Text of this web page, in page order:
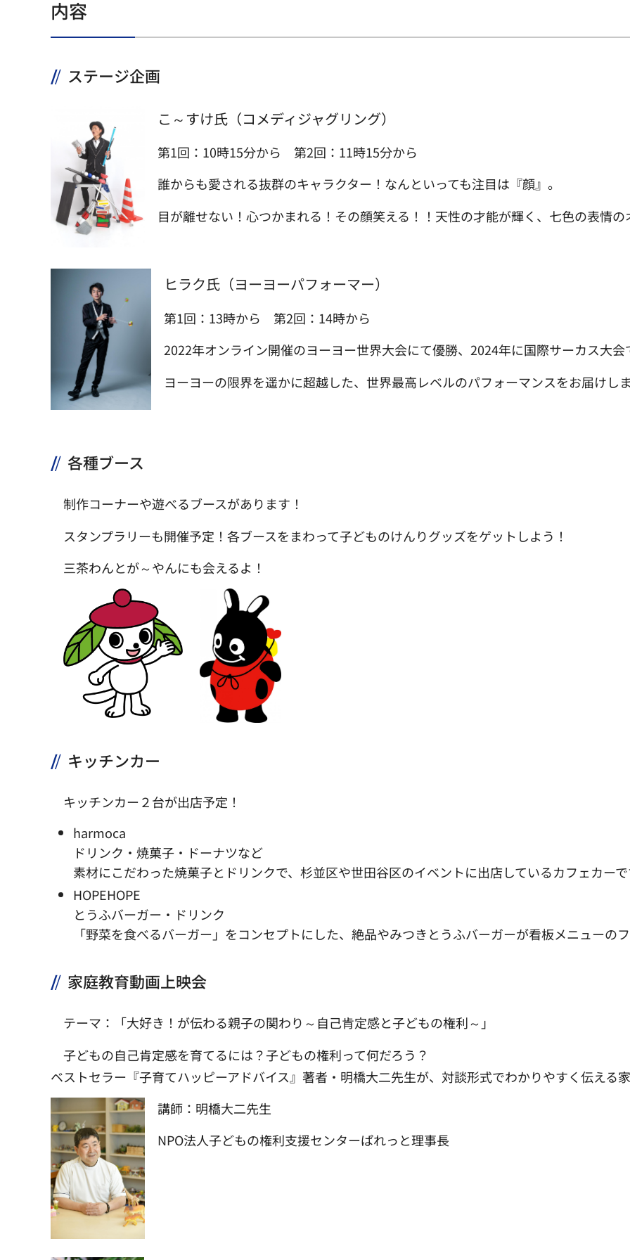
内容
ステージ企画
こ～すけ氏（コメディジャグリング）
第1回：10時15分から 第2回：11時15分から
誰からも愛される抜群のキャラクター！なんといっても注目は『顔』。
目が離せない！心つかまれる！その顔笑える！！天性の才能が輝く、七色の表情の
ヒラク氏（ヨーヨーパフォーマー）
第1回：13時から 第2回：14時から
2022年オンライン開催のヨーヨー世界大会にて優勝、2024年に国際サーカス大会
ヨーヨーの限界を遥かに超越した、世界最高レベルのパフォーマンスをお届けしま
各種ブース
制作コーナーや遊べるブースがあります！
スタンプラリーも開催予定！各ブースをまわって子どものけんりグッズをゲットしよう！
三茶わんとが～やんにも会えるよ！
キッチンカー
キッチンカー２台が出店予定！
harmoca
ドリンク・焼菓子・ドーナツなど
素材にこだわった焼菓子とドリンクで、杉並区や世田谷区のイベントに出店しているカフェカーで
HOPEHOPE
とうふバーガー・ドリンク
「野菜を食べるバーガー」をコンセプトにした、絶品やみつきとうふバーガーが看板メニューのフ
家庭教育動画上映会
テーマ：「大好き！が伝わる親子の関わり～自己肯定感と子どもの権利～」
子どもの自己肯定感を育てるには？子どもの権利って何だろう？
ベストセラー『子育てハッピーアドバイス』著者・明橋大二先生が、対談形式でわかりやすく伝える
講師：明橋大二先生
NPO法人子どもの権利支援センターぱれっと理事長